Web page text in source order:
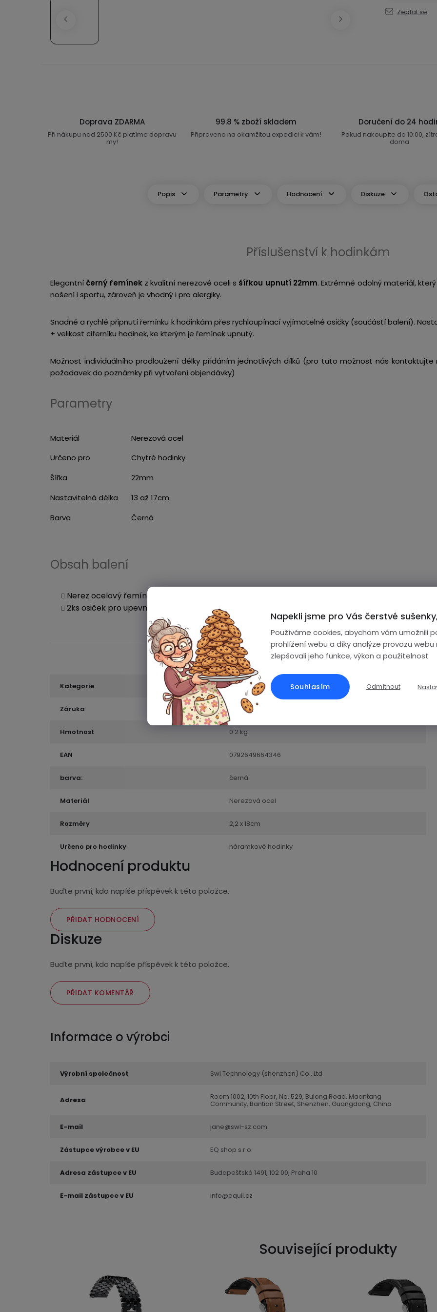
Napekli jsme pro Vás čerstvé
Používáme cookies, abychom vám umožnili
prohlížení webu a díky analýze provozu
zlepšovali jeho funkce, výkon a použitelnost
Odmítnout
Souhlasím
Zeptat se
Doprava ZDARMA
Při nákupu nad 2500 Kč platíme dopravu
my!
99.8 % zboží skladem
Připraveno na okamžitou expedici k vám!
Doručení do 24
Pokud nakoupíte do 10:00,
doma
Popis Parametry Hodnocení Diskuze
Příslušenství k hodinkám
Elegantní černý řemínekz kvalitní nerezové oceli s šířkou upnutí 22mm. Extrémně odolný materiál,
nošení i sportu, zároveň je vhodný i pro alergiky.
Snadné a rychlé připnutí řemínku k hodinkám přes rychloupínací vyjímatelné osičky (součástí balení).
+ velikost ciferníku hodinek, ke kterým je řemínek upnutý.
Možnost individuálního prodloužení délky přidáním jednotlivých dílků (pro tuto možnost nás
požadavek do poznámky při vytvoření objendávky)
Parametry
Materiál
Nerezová ocel
Určeno pro
Chytré hodinky
Šířka
22mm
Nastavitelná délka
13 až 17cm
Barva
Černá
Obsah balení
Nerez ocelový řemínek
2ks osiček pro upevnění
Kategorie Řemínky
Záruka 2 roky
Hmotnost 0.2 kg
EAN 0792649664346
barva: černá
Materiál Nerezová ocel
Rozměry 2,2 x 18cm
Určeno pro hodinky náramkové hodinky
Hodnocení produktu
Buďte první, kdo napíše příspěvek k této položce.
PŘIDAT HODNOCENÍ
Diskuze
Buďte první, kdo napíše příspěvek k této položce.
PŘIDAT KOMENTÁŘ
Výrobní společnost Swl Technology (shenzhen) Co., Ltd.
Adresa Room 1002, 10th Floor, No. 529, Bulong Road, Maantang
Community, Bantian Street, Shenzhen, Guangdong, China
E-mail jane@swl-sz.com
Zástupce výrobce v EU EQ shop s.r.o.
Adresa zástupce v EU Budapešťská 1491, 102 00, Praha 10
E-mail zástupce v EU info@equil.cz
Související produkty